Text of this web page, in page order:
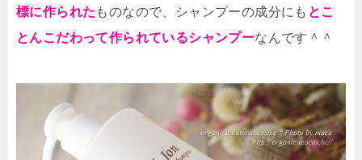
標に作られた ものなので、シャンプーの成分にも とこ
とんこだわって作られているシャンプーなんです＾＾